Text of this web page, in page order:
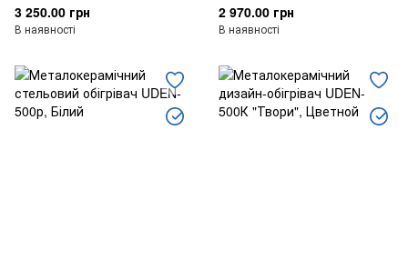
3 250.00 грн
В наявності
2 970.00 грн
В наявності